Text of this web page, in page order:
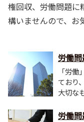
権回収、労働問題に
構いませんので、お
労働
「労
ており
大切な
労働